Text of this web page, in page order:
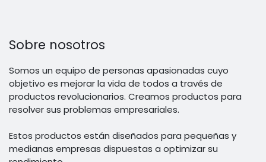
Sobre nosotros
Somos un equipo de personas apasionadas cuyo
objetivo es mejorar la vida de todos a través de
productos revolucionarios. Creamos productos para
resolver sus problemas empresariales.
Estos productos están diseñados para pequeñas y
medianas empresas dispuestas a optimizar su